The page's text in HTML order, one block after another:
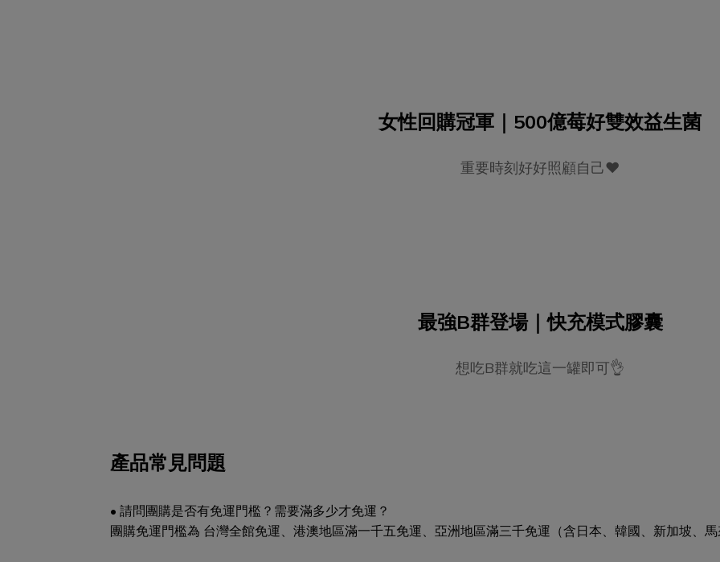
女性回購冠軍｜500億莓好雙效益生菌
重要時刻好好照顧自己❤️
最強B群登場｜快充模式膠囊
想吃B群就吃這一罐即可👌
產品常見問題
• 請問團購是否有免運門檻？需要滿多少才免運？
團購免運門檻為 台灣全館免運、港澳地區滿一千五免運、亞洲地區滿三千免運（含日本、韓國、新加坡、